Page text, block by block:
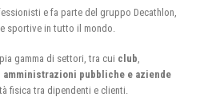
e fa parte del gruppo Decathlon,
sportive in tutto il mondo.
gamma di settori, tra cui club
pubbliche e aziende
fisica tra dipendenti e clienti.